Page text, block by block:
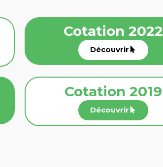
Cotation 2022
Découvrir
Cotation 2019
Découvrir